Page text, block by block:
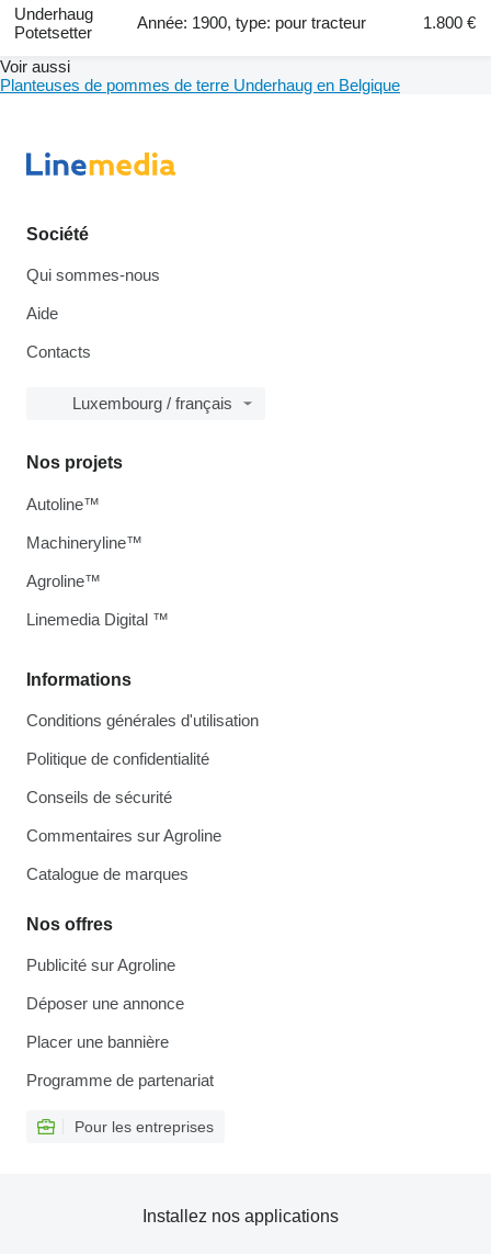
Underhaug
Potetsetter
Année: 1900, type: pour tracteur 1.800 €
Voir aussi
Planteuses de pommes de terre Underhaug en Belgique
Société
Qui sommes-nous
Aide
Contacts
Luxembourg / français
Informations
Conditions générales d'utilisation
Politique de confidentialité
Conseils de sécurité
Commentaires sur Agroline
Catalogue de marques
Nos offres
Publicité sur Agroline
Déposer une annonce
Placer une bannière
Programme de partenariat
Pour les entreprises
Nos projets
Autoline™
Machineryline™
Agroline™
Linemedia Digital ™
Installez nos applications